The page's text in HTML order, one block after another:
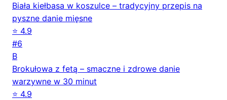
Biała kiełbasa w koszulce – tradycyjny przepis na
pyszne danie mięsne
⭐ 4.9
#6
B
Brokułowa z fetą – smaczne i zdrowe danie
warzywne w 30 minut
⭐ 4.9